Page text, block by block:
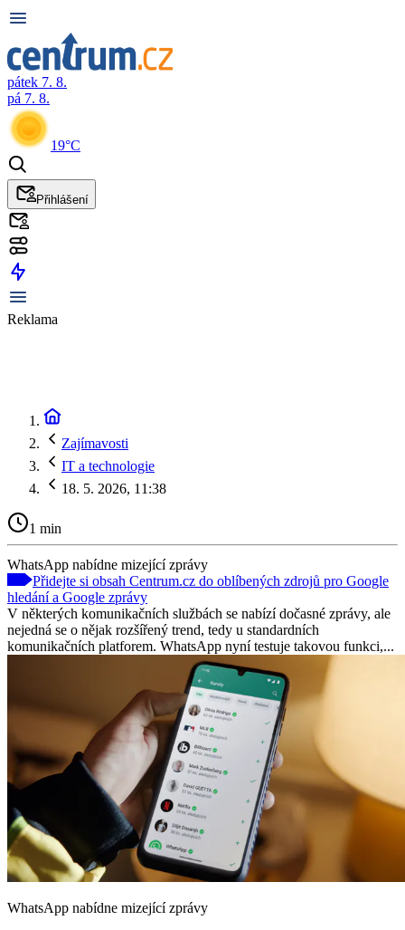
pátek 7. 8.
pá 7. 8.
19°C
Přihlášení
Reklama
Zajímavosti
IT a technologie
18. 5. 2026, 11:38
1 min
WhatsApp nabídne mizející zprávy
Přidejte si obsah Centrum.cz do oblíbených zdrojů pro Google
hledání a Google zprávy
V některých komunikačních službách se nabízí dočasné zprávy, ale
nejedná se o nějak rozšířený trend, tedy u standardních
komunikačních platforem. WhatsApp nyní testuje takovou funkci,...
WhatsApp nabídne mizející zprávy